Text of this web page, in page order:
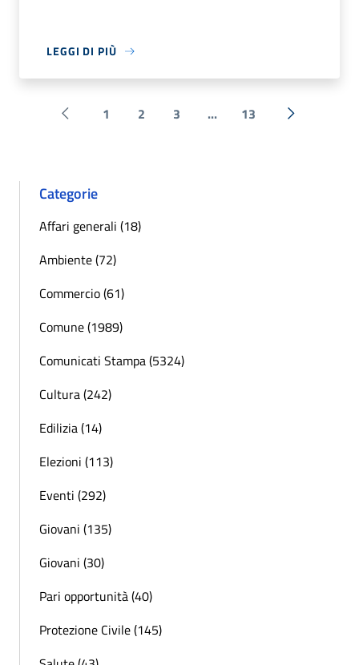
LEGGI DI PIÙ
Pagina precedente
1 2 3 ... 13 Successiva
Categorie
Affari generali (18)
Ambiente (72)
Commercio (61)
Comune (1989)
Comunicati Stampa (5324)
Cultura (242)
Edilizia (14)
Elezioni (113)
Eventi (292)
Giovani (135)
Giovani (30)
Pari opportunità (40)
Protezione Civile (145)